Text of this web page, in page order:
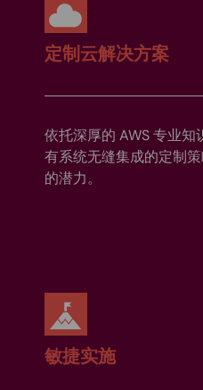
定制云解决方案
依托深厚的 AWS 专业
有系统无缝集成的定制
的潜力。
敏捷实施